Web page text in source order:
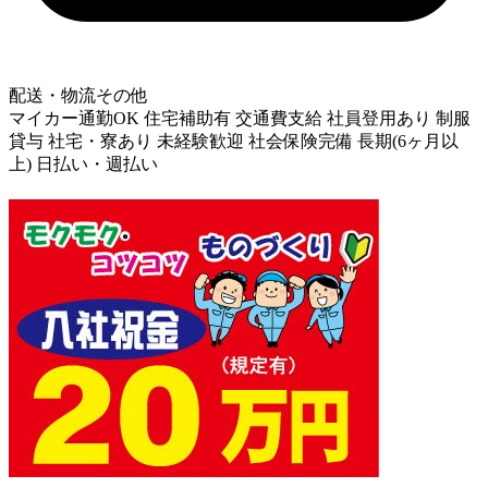
配送・物流その他
マイカー通勤OK 住宅補助有 交通費支給 社員登用あり 制服
貸与 社宅・寮あり 未経験歓迎 社会保険完備 長期(6ヶ月以
上) 日払い・週払い